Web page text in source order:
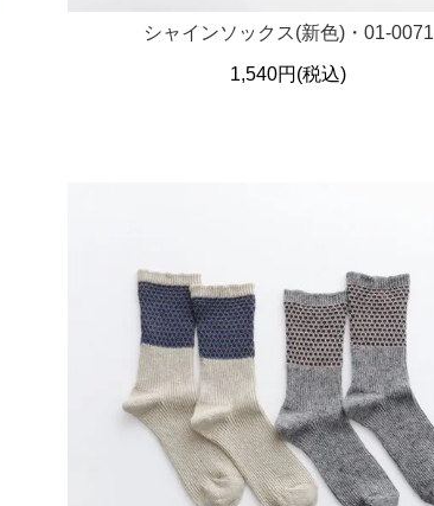
シャインソックス(新色)・01-0071
1,540円(税込)